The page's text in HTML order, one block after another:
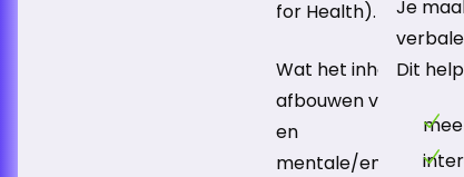
for Health).
Wat het inhoudt:
afbouwen van fysieke
en
mentale/emotionele
Je
Dit